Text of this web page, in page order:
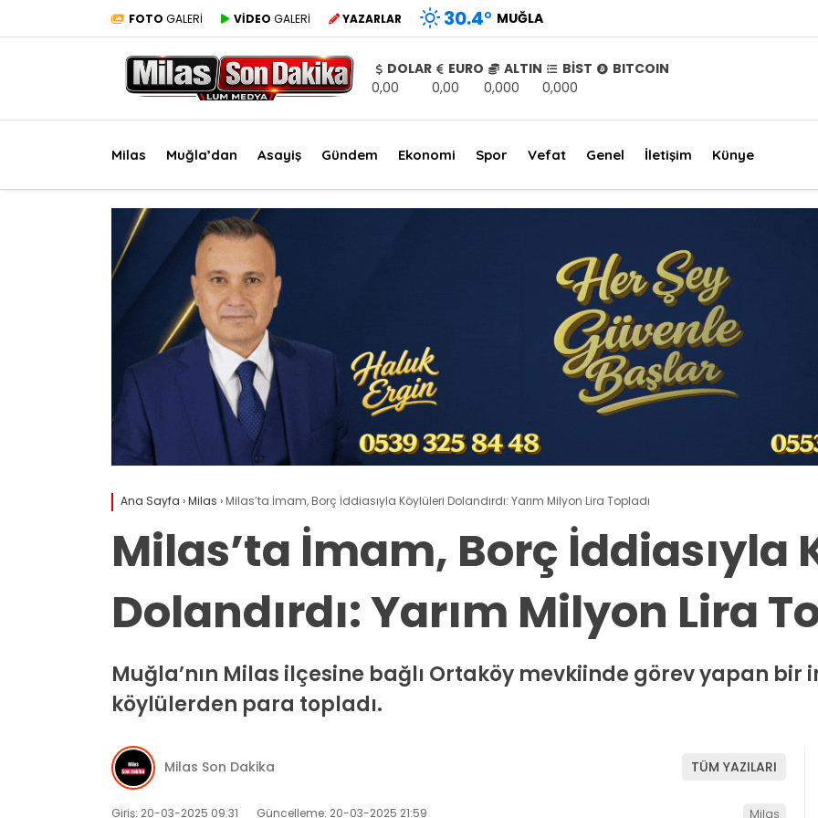
FOTO GALERİ VİDEO GALERİ YAZARLAR 30.4° MUĞLA
DOLAR
0,00
EURO
0,00
ALTIN
0,000
BİST
0,000
BITCOIN
Milas Muğla’dan Asayiş Gündem Ekonomi Spor Vefat Genel İletişim Künye
Ana Sayfa ›Milas › Milas’ta İmam, Borç İddiasıyla Köylüleri Dolandırdı: Yarım Milyon Lira Topladı
Milas’ta İmam, Borç İddiasıyla
Dolandırdı: Yarım Milyon Lira
Muğla’nın Milas ilçesine bağlı Ortaköy mevkiinde görev yapan
köylülerden para topladı.
Milas Son Dakika TÜM YAZILARI
Giriş: 20-03-2025 09:31 Güncelleme: 20-03-2025 21:59 Milas